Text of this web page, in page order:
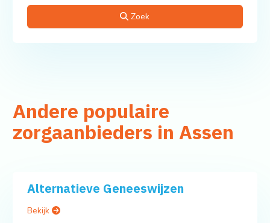
Zoek
Andere populaire
zorgaanbieders in Assen
Alternatieve Geneeswijzen
Bekijk